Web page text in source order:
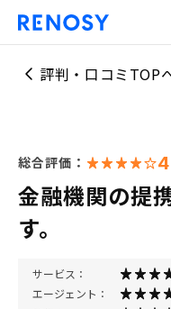
評判・口コミTOP
総合評価：
金融機関の提
す。
サービス：
エージェント：